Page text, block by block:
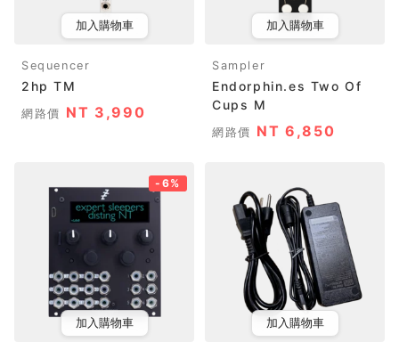
加入購物車
Sequencer
2hp TM
網路價 NT 3,990
加入購物車
Sampler
Endorphin.es Two Of
Cups M
網路價 NT 6,850
-6%
加入購物車 加入購物車